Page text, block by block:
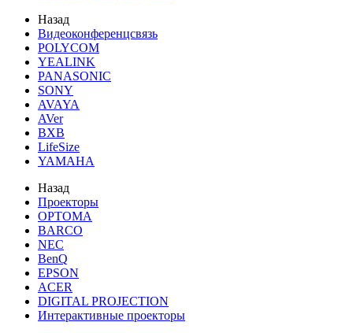
Назад
Видеоконференцсвязь
POLYCOM
YEALINK
PANASONIC
SONY
AVAYA
AVer
BXB
LifeSize
YAMAHA
Назад
Проекторы
OPTOMA
BARCO
NEC
BenQ
EPSON
ACER
DIGITAL PROJECTION
Интерактивные проекторы